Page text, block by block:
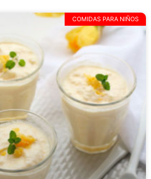
COMIDAS PARA NIÑOS